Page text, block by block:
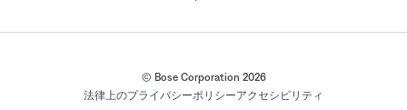
© Bose Corporation 2026
法律上のプライバシーポリシーアクセシビリティ